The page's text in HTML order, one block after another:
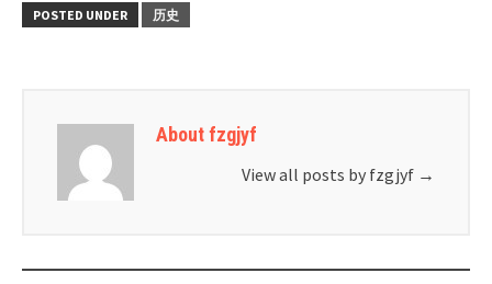
POSTED UNDER 历史
About fzgjyf
View all posts by fzgjyf →